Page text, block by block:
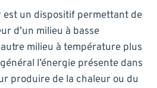
est un dispositif permettant de
d’un milieu à basse
milieu à température plus
l’énergie présente dans
produire de la chaleur ou du